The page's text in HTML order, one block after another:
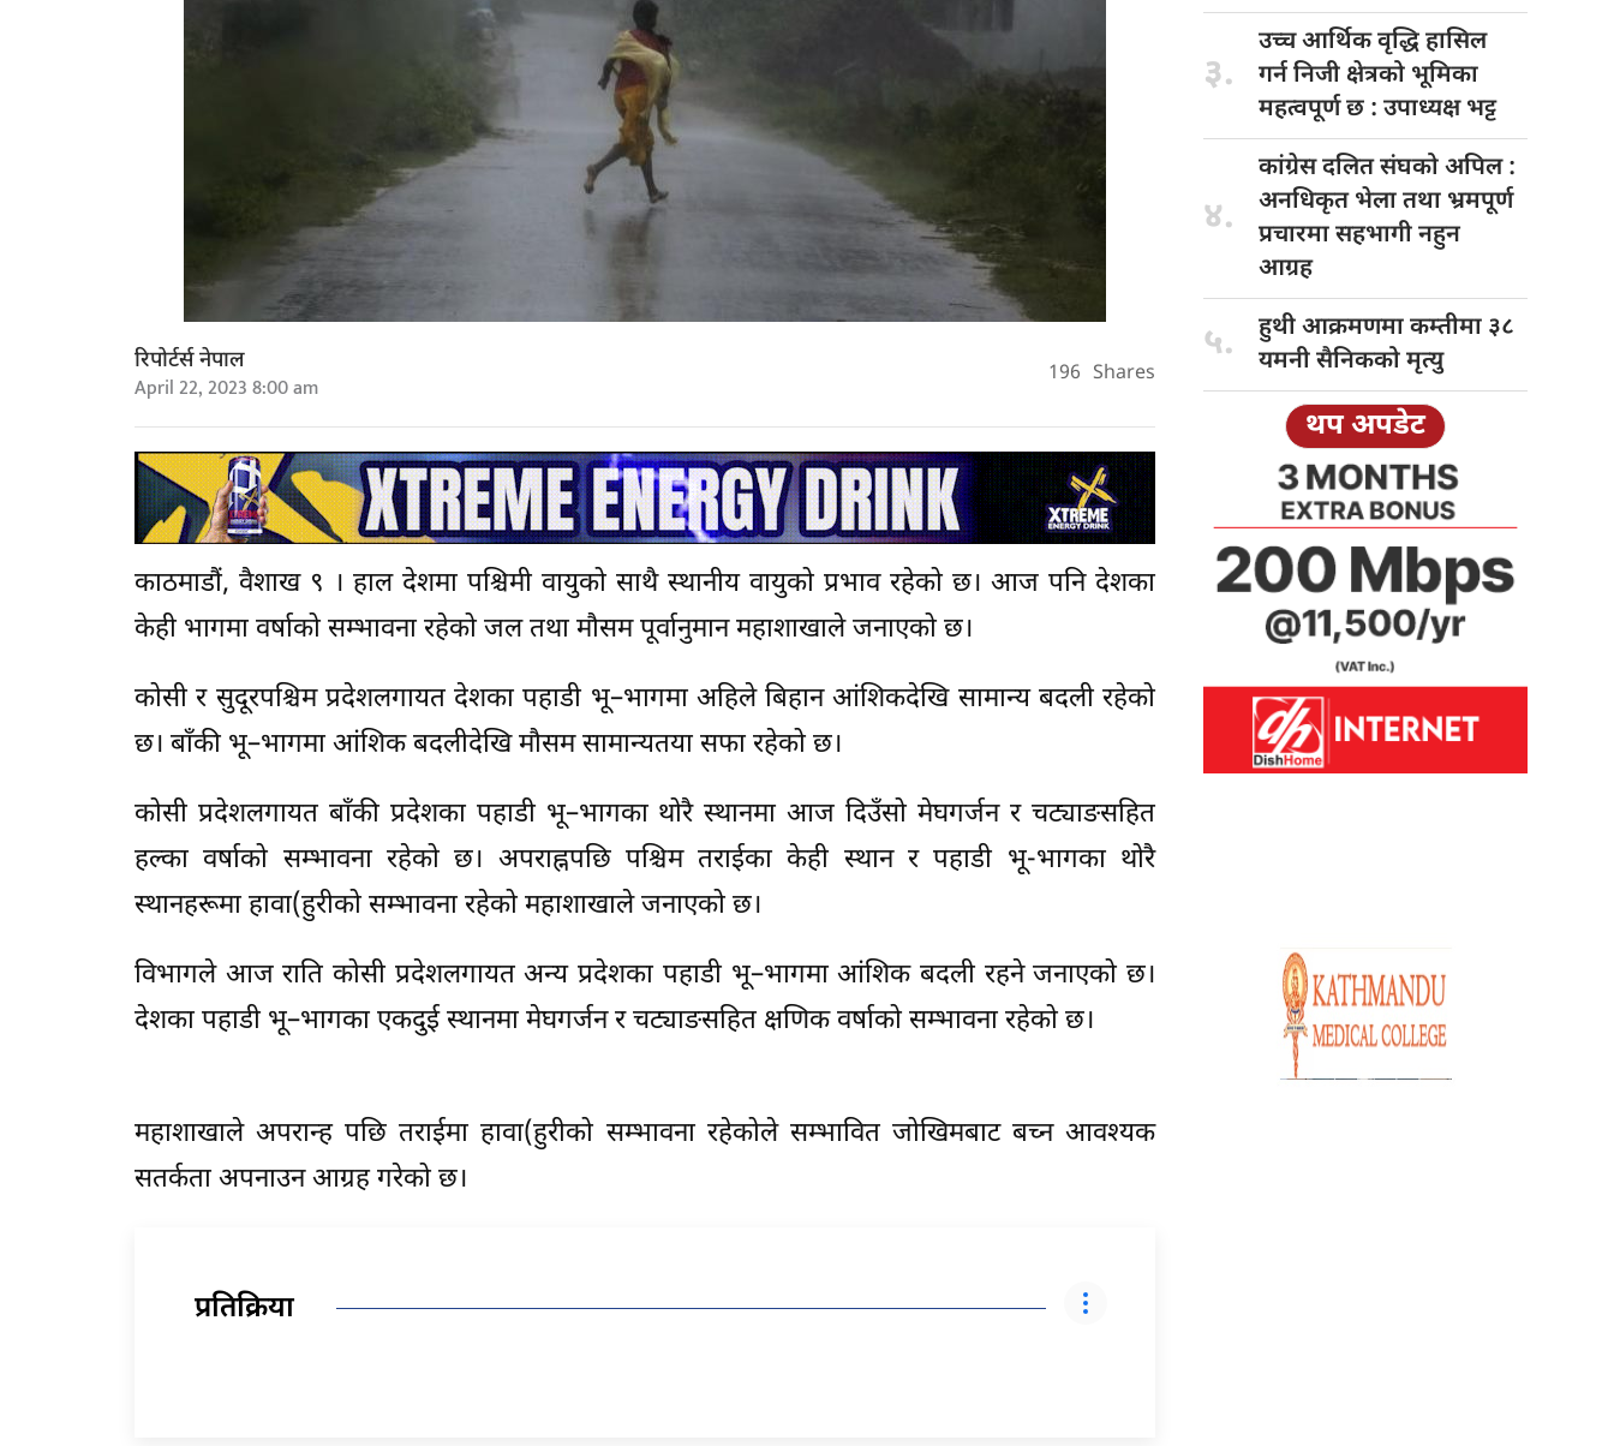
रिपोर्टर्स नेपाल
April 22, 2023 8:00 am 196 Shares
काठमाडौं, वैशाख ९ । हाल देशमा पश्चिमी वायुको साथै स्थानीय वायुको प्रभाव रहेको छ। आज पनि देशका
केही भागमा वर्षाको सम्भावना रहेको जल तथा मौसम पूर्वानुमान महाशाखाले जनाएको छ।
कोसी र सुदूरपश्चिम प्रदेशलगायत देशका पहाडी भू–भागमा अहिले बिहान आंशिकदेखि सामान्य बदली रहेको
छ। बाँकी भू–भागमा आंशिक बदलीदेखि मौसम सामान्यतया सफा रहेको छ।
कोसी प्रदेशलगायत बाँकी प्रदेशका पहाडी भू–भागका थोरै स्थानमा आज दिउँसो मेघगर्जन र चट्याङसहित
हल्का वर्षाको सम्भावना रहेको छ। अपराह्नपछि पश्चिम तराईका केही स्थान र पहाडी भू-भागका थोरै
स्थानहरूमा हावा(हुरीको सम्भावना रहेको महाशाखाले जनाएको छ।
विभागले आज राति कोसी प्रदेशलगायत अन्य प्रदेशका पहाडी भू–भागमा आंशिक बदली रहने जनाएको छ।
देशका पहाडी भू–भागका एकदुई स्थानमा मेघगर्जन र चट्याङसहित क्षणिक वर्षाको सम्भावना रहेको छ।
महाशाखाले अपरान्ह पछि तराईमा हावा(हुरीको सम्भावना रहेकोले सम्भावित जोखिमबाट बच्न आवश्यक
सतर्कता अपनाउन आग्रह गरेको छ।
प्रतिक्रिया
३.
उच्च आर्थिकवृद्धि हासिल
गर्न निजी क्षेत्रको भूमिका
महत्वपूर्ण छ : उपाध्यक्ष भट्ट
४.
कांग्रेस दलितसंघको अपिल :
अनधिकृत भेला तथा भ्रमपूर्ण
प्रचारमा सहभागी नहुन
आग्रह
५. हुथी आक्रमणमाकम्तीमा ३८
यमनी सैनिकको मृत्यु
थप अपडेट